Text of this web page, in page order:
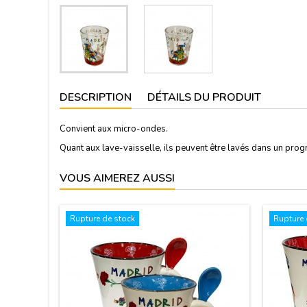
DESCRIPTION DÉTAILS DU PRODUIT
Convient aux micro-ondes.
Quant aux lave-vaisselle, ils peuvent être lavés dans un
VOUS AIMEREZ AUSSI
Rupture de stock Rupture